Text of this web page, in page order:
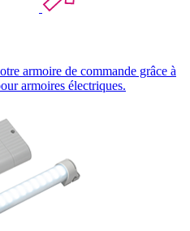
armoire de commande grâce à
armoires électriques.